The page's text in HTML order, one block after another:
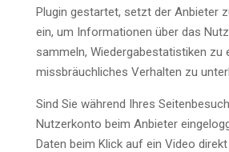
Plugin gestartet, setzt der Anbieter
ein, um Informationen über das
sammeln, Wiedergabestatistiken zu
missbräuchliches Verhalten zu
Sind Sie während Ihres
Nutzerkonto beim Anbieter
Daten beim Klick auf ein Video